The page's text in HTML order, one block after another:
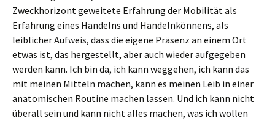
Zweckhorizont geweitete Erfahrung der Mobilität als
Erfahrung eines Handelns und Handelnkönnens, als
leiblicher Aufweis, dass die eigene Präsenz an einem Ort
etwas ist, das hergestellt, aber auch wieder aufgegeben
werden kann. Ich bin da, ich kann weggehen, ich kann das
mit meinen Mitteln machen, kann es meinen Leib in einer
anatomischen Routine machen lassen. Und ich kann nicht
überall sein und kann nicht alles machen, was ich wollen